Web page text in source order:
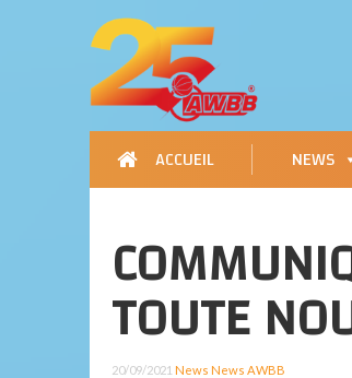
ACCUEIL NEWS
TOUTE
20/09/2021 News News AWBB